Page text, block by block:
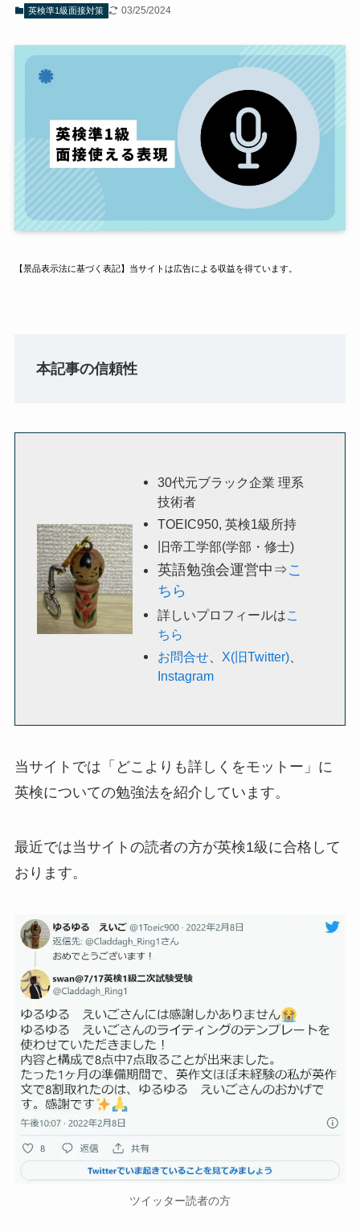
英検準1級面接対策 03/25/2024
【景品表示法に基づく表記】当サイトは広告による収益を得ています。
本記事の信頼性
30代元ブラック企業 理系
技術者
TOEIC950, 英検1級所持
旧帝工学部(学部・修士)
英語勉強会運営中⇒こ
ちら
詳しいプロフィールはこ
ちら
お問合せ、 X(旧Twitter)、
Instagram
当サイトでは「どこよりも詳しくをモットー」に
英検についての勉強法を紹介しています。
最近では当サイトの読者の方が英検1級に合格して
おります。
ツイッター読者の方